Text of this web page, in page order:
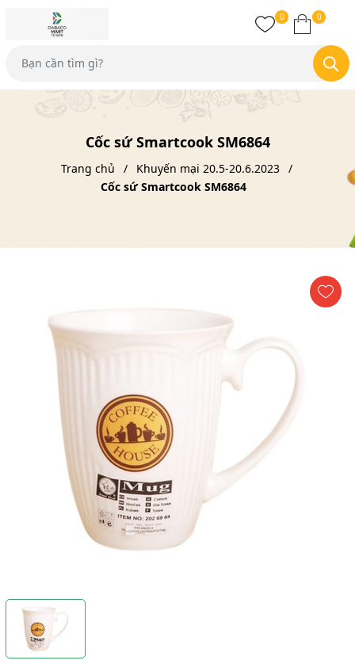
0 0
Cốc sứ Smartcook SM6864
Trang chủ
Khuyến mại 20.5-20.6.2023
Cốc sứ Smartcook SM6864